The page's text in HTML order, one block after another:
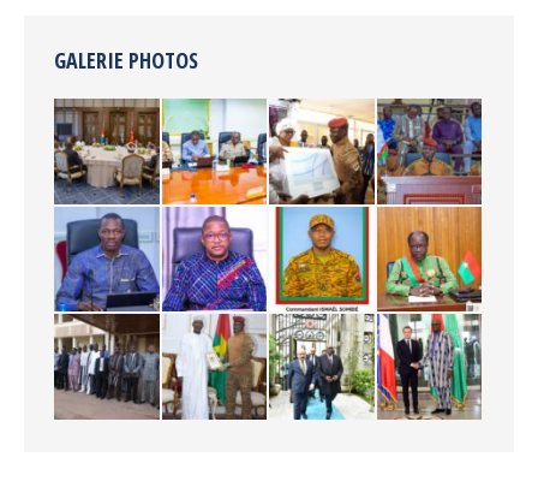
GALERIE PHOTOS